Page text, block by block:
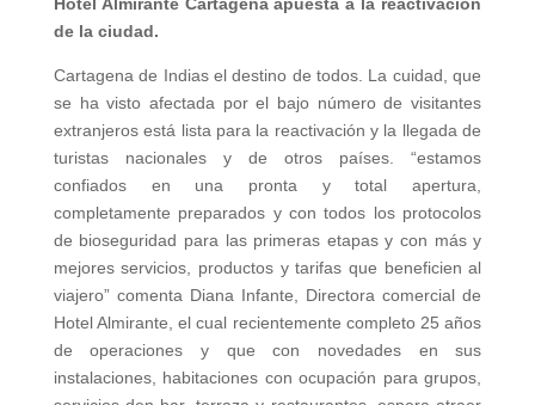
de la ciudad.
Cartagena de Indias el destino de todos. La cuidad, que
se ha visto afectada por el bajo número de visitantes
extranjeros está lista para la reactivación y la llegada de
turistas nacionales y de otros países. “estamos
confiados en una pronta y total apertura,
completamente preparados y con todos los protocolos
de bioseguridad para las primeras etapas y con más y
mejores servicios, productos y tarifas que beneficien al
viajero” comenta Diana Infante, Directora comercial de
Hotel Almirante, el cual recientemente completo 25 años
de operaciones y que con novedades en sus
instalaciones, habitaciones con ocupación para grupos,